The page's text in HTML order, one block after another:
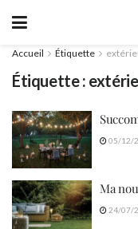
Accueil Étiquette
Étiquette :
05/12/
Ma
24/07/